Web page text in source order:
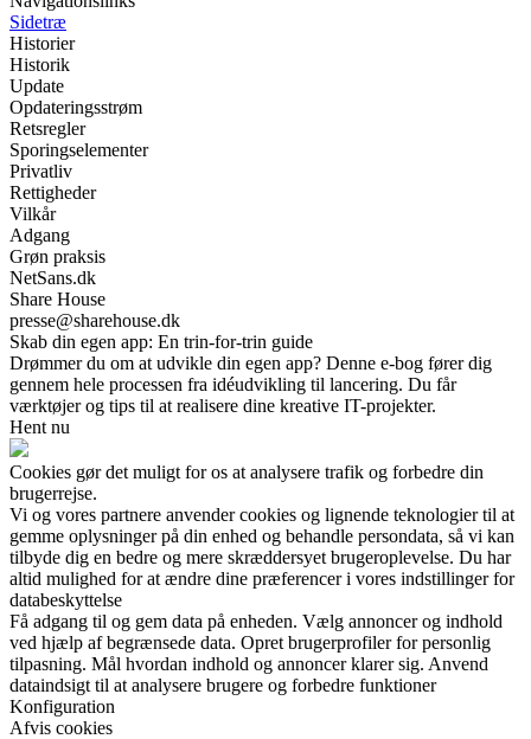
Sidetræ
Historier
Historik
Update
Opdateringsstrøm
Retsregler
Sporingselementer
Privatliv
Rettigheder
Vilkår
Adgang
Grøn praksis
NetSans.dk
Share House
presse@sharehouse.dk
Skab din egen app: En trin-for-trin guide
Drømmer du om at udvikle din egen app? Denne e-bog fører dig
gennem hele processen fra idéudvikling til lancering. Du får
værktøjer og tips til at realisere dine kreative IT-projekter.
Hent nu
Cookies gør det muligt for os at analysere trafik og forbedre din
brugerrejse.
Vi og vores partnere anvender cookies og lignende teknologier til at
gemme oplysninger på din enhed og behandle persondata, så vi kan
tilbyde dig en bedre og mere skræddersyet brugeroplevelse. Du har
altid mulighed for at ændre dine præferencer i vores indstillinger for
databeskyttelse
Få adgang til og gem data på enheden. Vælg annoncer og indhold
ved hjælp af begrænsede data. Opret brugerprofiler for personlig
tilpasning. Mål hvordan indhold og annoncer klarer sig. Anvend
dataindsigt til at analysere brugere og forbedre funktioner
Konfiguration
Afvis cookies